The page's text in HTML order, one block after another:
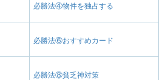
必勝法④物件を独占する
必勝法⑥おすすめカード
必勝法⑧貧乏神対策